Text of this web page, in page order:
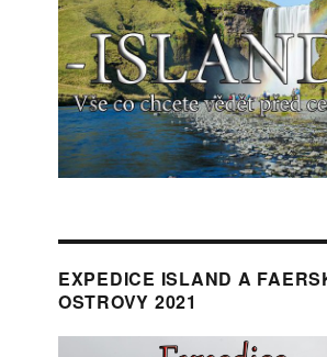
EXPEDICE ISLAND A
OSTROVY 2021